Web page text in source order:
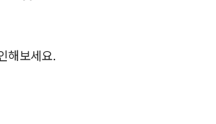
해보세요.